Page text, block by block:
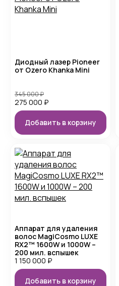
Диодный лазер Pioneer
от Ozero Khanka Mini
275 000 ₽
345 000₽
Добавить в корзину
Аппарат для удаления
волос MagiCosmo LUXE
RX2™ 1600W и 1000W –
200 мил. вспышек
1 150 000 ₽
Добавить в корзину